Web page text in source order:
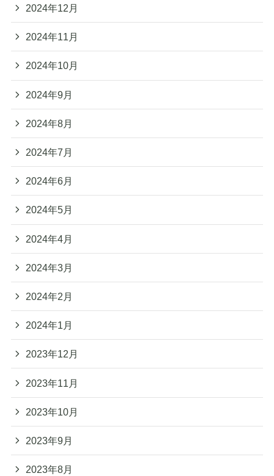
2024年12月
2024年11月
2024年10月
2024年9月
2024年8月
2024年7月
2024年6月
2024年5月
2024年4月
2024年3月
2024年2月
2024年1月
2023年12月
2023年11月
2023年10月
2023年9月
2023年8月